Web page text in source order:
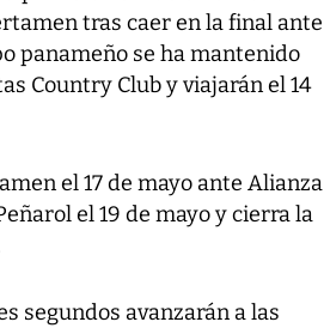
tras caer en la final ante
panameño se ha mantenido
Country Club y viajarán el 14
el 17 de mayo ante Alianza
el 19 de mayo y cierra la
segundos avanzarán a las